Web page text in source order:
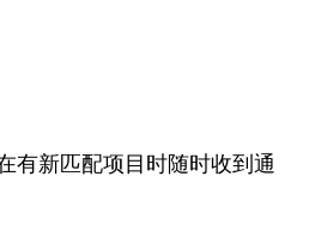
有新匹配项目时随时收到通